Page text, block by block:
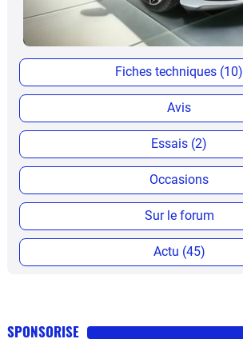
Fiches techniques (10)
Avis
Essais (2)
Occasions
Sur le forum
Actu (45)
SPONSORISE